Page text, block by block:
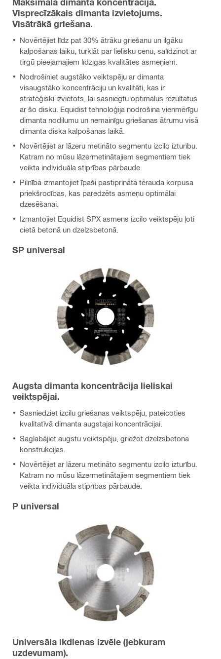
Maksimāla dimanta koncentrācija.
Visprecīzākais dimanta izvietojums.
Visātrākā griešana.
Novērtējiet līdz pat 30% ātrāku griešanu un ilgāku
kalpošanas laiku, turklāt par lielisku cenu, salīdzinot ar
tirgū pieejamajiem līdzīgas kvalitātes asmeņiem.
Nodrošiniet augstāko veiktspēju ar dimanta
visaugstāko koncentrāciju un kvalitāti, kas ir
stratēģiski izvietots, lai sasniegtu optimālus rezultātus
ar šo disku. Equidist tehnoloģija nodrošina vienmērīgu
dimanta nodilumu un nemainīgu griešanas ātrumu visā
dimanta diska kalpošanas laikā.
Novērtējiet ar lāzeru metināto segmentu izcilo izturību.
Katram no mūsu lāzermetinātajiem segmentiem tiek
veikta individuāla stiprības pārbaude.
Pilnībā izmantojiet īpaši pastiprinātā tērauda korpusa
priekšrocības, kas paredzēts asmeņu optimālai
dzesēšanai.
Izmantojiet Equidist SPX asmens izcilo veiktspēju ļoti
cietā betonā un dzelzsbetonā.
SP universal
Augsta dimanta koncentrācija lieliskai
veiktspējai.
Sasniedziet izcilu griešanas veiktspēju, pateicoties
kvalitatīvā dimanta augstajai koncentrācijai.
Saglabājiet augstu veiktspēju, griežot dzelzsbetona
konstrukcijas.
Novērtējiet ar lāzeru metināto segmentu izcilo izturību.
Katram no mūsu lāzermetinātajiem segmentiem tiek
veikta individuāla stiprības pārbaude.
P universal
Universāla ikdienas izvēle (jebkuram
uzdevumam).